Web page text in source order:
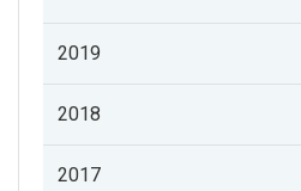
2019
2018
2017